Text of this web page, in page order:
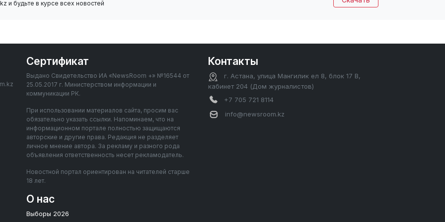
и будьте в курсе всех новостей
Сертификат
Выдано Свидетельство ИА «NewsRoom +» №16544 от
25.05.2017 г. Министерством информации и
коммуникации РК.
При использовании материалов сайта, просим вас
обязательно указать ссылки. Напоминаем, что на
информационном портале полностью защищаются
авторские и другие права. Редакция не разделяет
личное мнение автора. За рекламу и разного рода
объявления ответственность несет рекламодатель.
Новостной портал ориентирован на читателей старше
18 лет.
Контакты
г. Астана, улица Мангилик ел 8, блок 17 В,
кабинет 204 (Дом журналистов)
+7 705 721 8114
info@newsroom.kz
О нас
Выборы 2026